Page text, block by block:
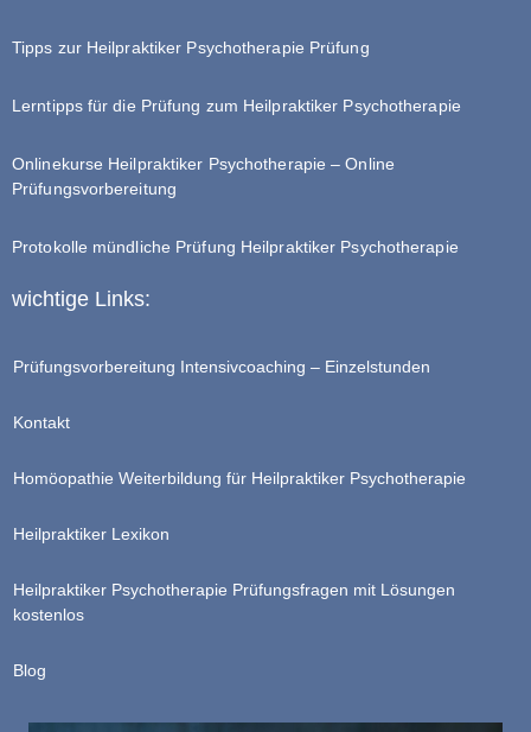
Tipps zur Heilpraktiker Psychotherapie Prüfung
Lerntipps für die Prüfung zum Heilpraktiker Psychotherapie
Onlinekurse Heilpraktiker Psychotherapie – Online
Prüfungsvorbereitung
Protokolle mündliche Prüfung Heilpraktiker Psychotherapie
wichtige Links:
Prüfungsvorbereitung Intensivcoaching – Einzelstunden
Kontakt
Homöopathie Weiterbildung für Heilpraktiker Psychotherapie
Heilpraktiker Lexikon
Heilpraktiker Psychotherapie Prüfungsfragen mit Lösungen
kostenlos
Blog